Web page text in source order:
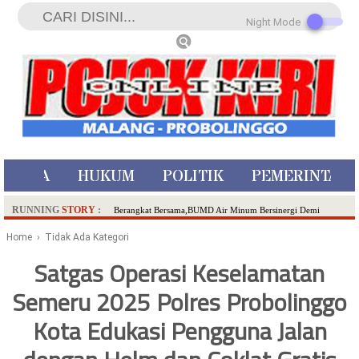
HUKUM POLITIK
RUNNING STORY : Berangkat Bersama,BUMD Air Minum Bersinergi Demi
Ditangkap di Kediri,Satu Buron
SDN Sumberejo 02 Kota Batu Kembangkan Program Inovasi
Literasi Melalui LASKAR JODA, Usung Filosofi Gelar Sehelai
Tikar
Ambulance Dari Berbagai Daerah Padati Kota Wisata Batu
Home › Tidak Ada Kategori
Satgas Operasi Keselamatan
Semeru 2025 Polres Probolinggo
Kota Edukasi Pengguna Jalan
Night Mode